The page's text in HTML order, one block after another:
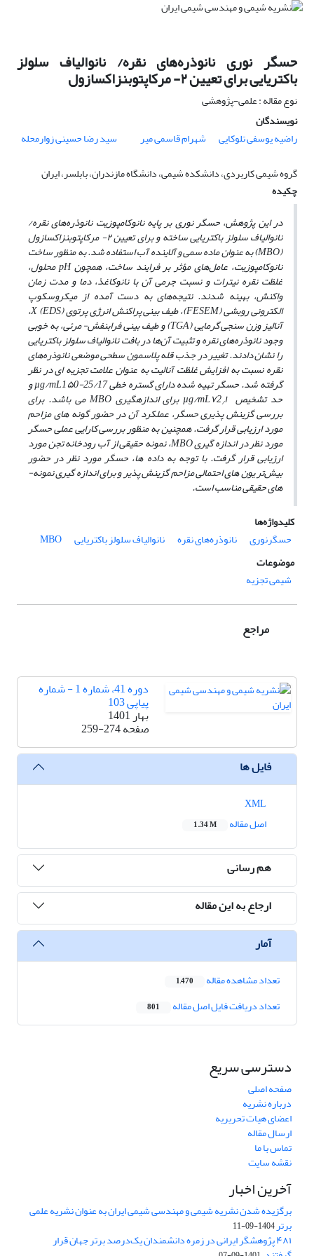
حسگر نوری نانوذره‌های نقره/ نانوالیاف سلولز
باکتریایی برای تعیین ۲- مرکاپتوبنزاکسازول
نوع مقاله : علمی-پژوهشی
نویسندگان
راضیه یوسفی تلوکایی
شهرام قاسمی میر
سید رضا حسینی زوارمحله
گروه شیمی کاربردی، دانشکده شیمی، دانشگاه مازندران، بابلسر، ایران
چکیده
در این پژوهش‌، حسگر نوری بر پایه نانوکامپوزیت نانوذره‌های نقره/
نانوالیاف سلولز باکتریایی ساخته و برای تعیین ۲- مرکاپتوبنزاکسازول
(MBO) به عنوان ماده سمی و آلاینده آب استفاده شد. به منظور ساخت
نانوکامپوزیت، عامل‌های مؤثر بر فرایند ساخت، همچون pH محلول،
غلظت نقره نیترات و نسبت جرمی آن با نانوکاغذ، دما و مدت زمان
واکنش، بهینه شدند. نتیجه‌های به دست آمده از میکروسکوپ
الکترونی روبشی (FESEM)، طیف بینی پراکنش انرژی پرتوی X (EDS)،
آنالیز وزن­ سنجی گرمایی (TGA) و طیف­ بینی فرابنفش- مرئی، به خوبی
وجود نانوذره‌های نقره و تثبیت آن‌ها در بافت نانوالیاف سلولز باکتریایی
را نشان دادند. تغییر در جذب قله پلاسمون سطحی موضعی نانوذره‌های
نقره نسبت به افزایش غلظت آنالیت به عنوان علامت تجزیه­ ای در نظر
گرفته شد. حسگر تهیه شده دارای گستره خطی µg/mL1۵0-25/17 و
حد تشخیص µg/mL۷2 / ۱ برای اندازه­گیری MBO می ­باشد. برای
بررسی گزینش پذیری حسگر، عملکرد آن در حضور گونه­ های مزاحم
مورد ارزیابی قرار گرفت. همچنین به منظور بررسی کارایی عملی حسگر
مورد نظر در اندازه ­گیری MBO، نمونه حقیقی از آب رودخانه تجن مورد
ارزیابی قرار گرفت. با توجه به داده ها، حسگر مورد نظر در حضور
بیش‌تر یون­ های احتمالی مزاحم گزینش­ پذیر و برای اندازه ­گیری نمونه­
های حقیقی مناسب است.
کلیدواژه‌ها
حسگرنوری
نانوذره‌های نقره نانوالیاف سلولز باکتریایی
MBO
موضوعات
شیمی تجزیه
مراجع
دوره 41، شماره 1 - شماره
پیاپی 103
بهار 1401
صفحه259-274
فایل ها
اصل مقاله
1.34 M
هم رسانی
ارجاع به این مقاله
آمار
تعداد مشاهده مقاله 1,470
تعداد دریافت فایل اصل مقاله 801
دسترسی سریع
صفحه اصلی
درباره نشریه
اعضای هیات تحریریه
ارسال مقاله
تماس با ما
نقشه سایت
آخرین اخبار
برگزیده شدن نشریه شیمی و مهندسی شیمی ایران به عنوان نشریه علمی
برتر1404-09-11
۴۸۱ پژوهشگر ایرانی در زمره دانشمندان یک‌درصد برتر جهان قرار